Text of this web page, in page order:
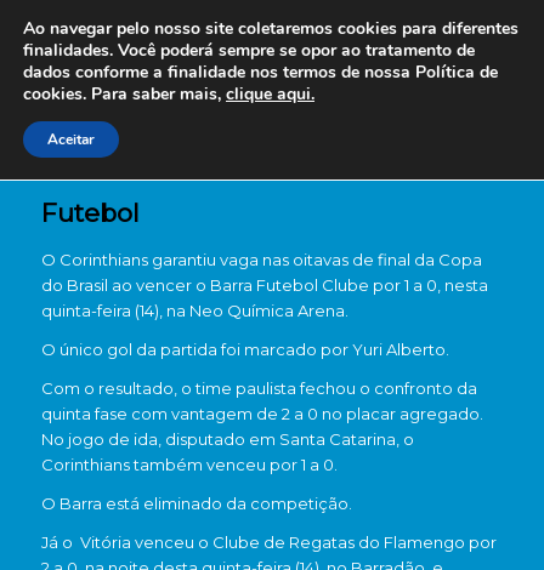
Futebol
O Corinthiansgarantiu vaga nas oitavas de final da Copa
do Brasil ao vencer o Barra Futebol Clube por 1 a 0, nesta
quinta-feira (14), na Neo Química Arena.
O único gol da partida foi marcado porYuri Alberto
Com o resultado, o time paulista fechou o confronto da
quinta fase com vantagem de 2 a 0 no placar agregado.
No jogo de ida, disputado em Santa Catarina, o
Corinthians também venceu por 1 a 0.
O Barra está eliminado da competição.
Já o Vitória venceu o Clube de Regatas do Flamengo por
Ao navegar pelo nosso site coletaremos cookies para diferentes
finalidades. Você poderá sempre se opor ao tratamento de
dados conforme a finalidade nos termos de nossa Política de
cookies. Para saber mais, clique aqui.
Aceitar